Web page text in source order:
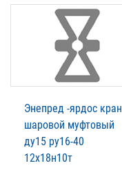
Энепред -ярдос кран
шаровой муфтовый
ду15 ру16-40
12х18н10т